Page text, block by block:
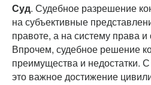
Суд. Судебное разрешение
на субъективные
правоте, а на систему права
Впрочем, судебное решение
преимущества и недостатки.
это важное достижение